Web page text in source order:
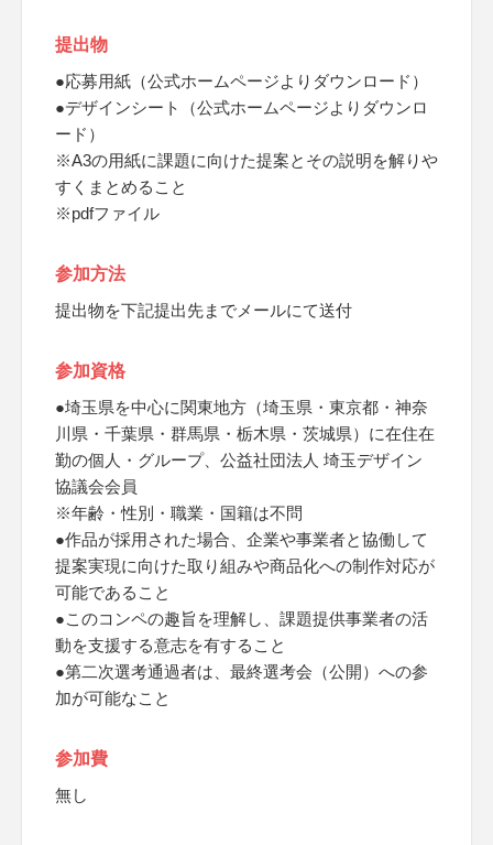
提出物
●応募用紙（公式ホームページよりダウンロード）
●デザインシート（公式ホームページよりダウンロ
ード）
※A3の用紙に課題に向けた提案とその説明を解りや
すくまとめること
※pdfファイル
参加方法
提出物を下記提出先までメールにて送付
参加資格
●埼玉県を中心に関東地方（埼玉県・東京都・神奈
川県・千葉県・群馬県・栃木県・茨城県）に在住在
勤の個人・グループ、公益社団法人 埼玉デザイン
協議会会員
※年齢・性別・職業・国籍は不問
●作品が採用された場合、企業や事業者と協働して
提案実現に向けた取り組みや商品化への制作対応が
可能であること
●このコンペの趣旨を理解し、課題提供事業者の活
動を支援する意志を有すること
●第二次選考通過者は、最終選考会（公開）への参
加が可能なこと
参加費
無し